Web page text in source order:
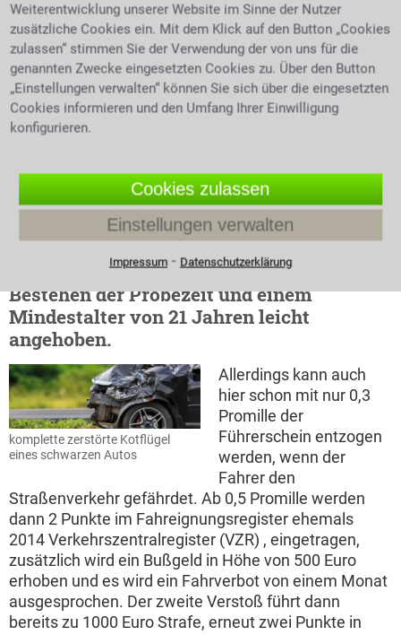
Niederlande 0,5 ‰ (ab 325 € Bußgeld)
Österreich 0,5 ‰ (ab 300 € Bußgeld)
Polen 0,2 ‰ (bis 1.200 € Bußgeld)
Portugal 0,5 ‰ (ab 250 € Bußgeld)
Schweden 0,2 ‰ (ab 40 Tagessätze)
Spanien 0,5 ‰ (ab 500 € Bußgeld)
Tschechien 0,0 ‰ (ab 100 € Bußgeld)
Ungarn 0,0 ‰ (ab 100 € Bußgeld)
Die Promillegrenzen werden nach
Bestehen der Probezeit und einem
Mindestalter von 21 Jahren leicht
angehoben.
komplette zerstörte Kotflügel
eines schwarzen Autos
Allerdings kann auch
hier schon mit nur 0,3
Promille der
Führerschein entzogen
werden, wenn der
Fahrer den
Straßenverkehr gefährdet. Ab 0,5 Promille werden
dann 2 Punkte im Fahreignungsregister ehemals
2014 Verkehrszentralregister (VZR) , eingetragen,
zusätzlich wird ein Bußgeld in Höhe von 500 Euro
erhoben und es wird ein Fahrverbot von einem Monat
ausgesprochen. Der zweite Verstoß führt dann
bereits zu 1000 Euro Strafe, erneut zwei Punkte in
Weiterentwicklung unserer Website im Sinne der Nutzer
zusätzliche Cookies ein. Mit dem Klick auf den Button „Cookies
zulassen“ stimmen Sie der Verwendung der von uns für die
genannten Zwecke eingesetzten Cookies zu. Über den Button
„Einstellungen verwalten“ können Sie sich über die eingesetzten
Cookies informieren und den Umfang Ihrer Einwilligung
konfigurieren.
Cookies zulassen
Einstellungen verwalten
Impressum⁃ Datenschutzerklärung